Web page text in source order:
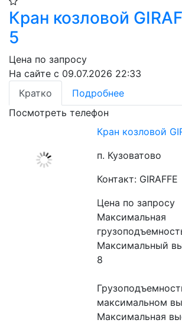
Кран козловой
5
Цена по запросу
На сайте с 09.07.2026 22:33
Кратко
Подробнее
Посмотреть телефон
Кран козловой
п. Кузоватово
Контакт: GIRAFFE
Цена по запросу
Максимальная
Максимальный
8
максимальном
Максимальная